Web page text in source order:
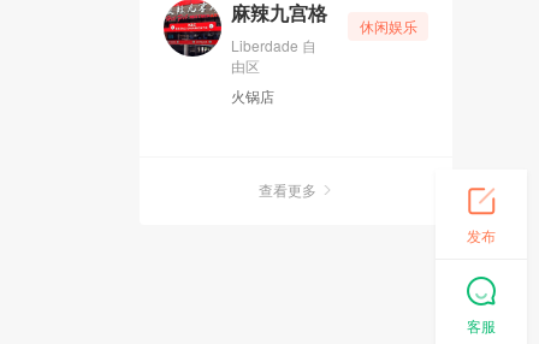
休闲娱乐
麻辣九宫格
Liberdade 自
由区
火锅店
查看更多
发布
客服